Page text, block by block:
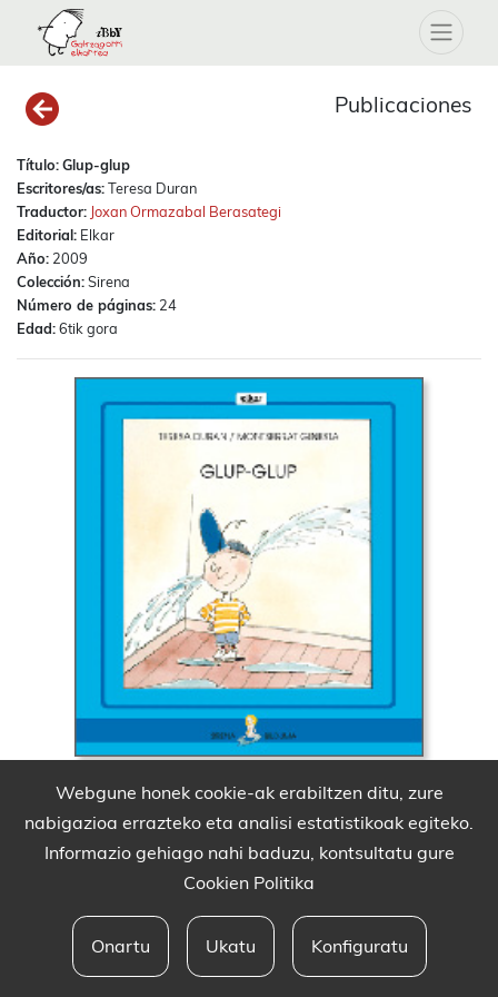
Publicaciones
Título:Glup-glup
Escritores/as:Teresa Duran
Traductor: Joxan Ormazabal Berasategi
Editorial: Elkar
Año: 2009
Colección:Sirena
Número de páginas: 24
Edad:6tik gora
Webgune honek cookie-ak erabiltzen ditu, zure
nabigazioa errazteko eta analisi estatistikoak egiteko.
Informazio gehiago nahi baduzu, kontsultatu gure
Cookien Politika
Onartu Ukatu Konfiguratu